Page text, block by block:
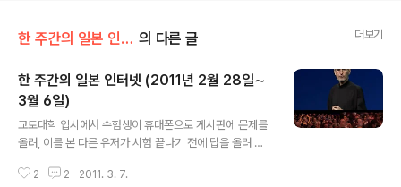
한 주간의 일본 인터넷 의 다른 글 더보기
한 주간의 일본 인터넷 (2011년 2월 28일∼
3월 6일)
교토대학 입시에서 수험생이 휴대폰으로 게시판에 문제를
올려, 이를 본 다른 유저가 시험 끝나기 전에 답을 올려 큰
해 문제를 올릴 수 있었던 수험생의 타자 실력이 놀랍다. 아
2 2 2011. 3. 7.